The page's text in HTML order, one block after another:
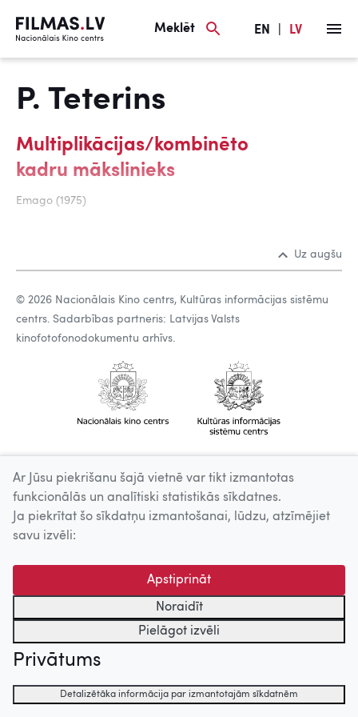
Meklēt EN LV
P. Teterins
Multiplikācijas/kombinēto
kadru mākslinieks
Emago (1975)
Uz augšu
© 2026 Nacionālais Kino centrs, Kultūras informācijas sistēmu
centrs. Sadarbības partneris: Latvijas Valsts
kinofotofonodokumentu arhīvs.
Ar Jūsu piekrišanu šajā vietnē var tikt izmantotas
funkcionālās un analītiski statistikās sīkdatnes.
Ja piekrītat šo sīkdatņu izmantošanai, lūdzu, atzīmējiet
savu izvēli:
Apstiprināt
Noraidīt
Pielāgot izvēli
Privātums
Detalizētāka informācija par izmantotajām sīkdatnēm